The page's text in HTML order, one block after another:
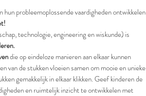
hun probleemoplossende vaardigheden ontwikkelen
technologie, engineering en wiskunde) is
die op eindeloze manieren aan elkaar kunnen
van de stukken vloeien samen om mooie en unieke
gemakkelijk in elkaar klikken. Geef kinderen de
en ruimtelijk inzicht te ontwikkelen met